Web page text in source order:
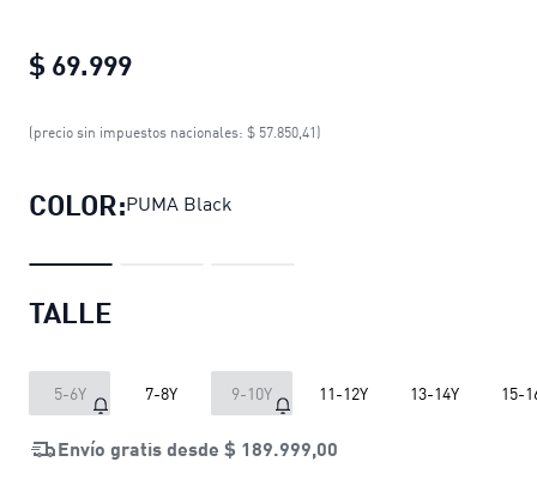
$ 69.999
Remera estampada Scuderia
(precio sin impuestos nacionales: $ 57.850,41)
COLOR:PUMA Black
TALLE
5-6Y 7-8Y 9-10Y 11-12Y 13-14Y 15-
Envío gratis desde $ 189.999,00